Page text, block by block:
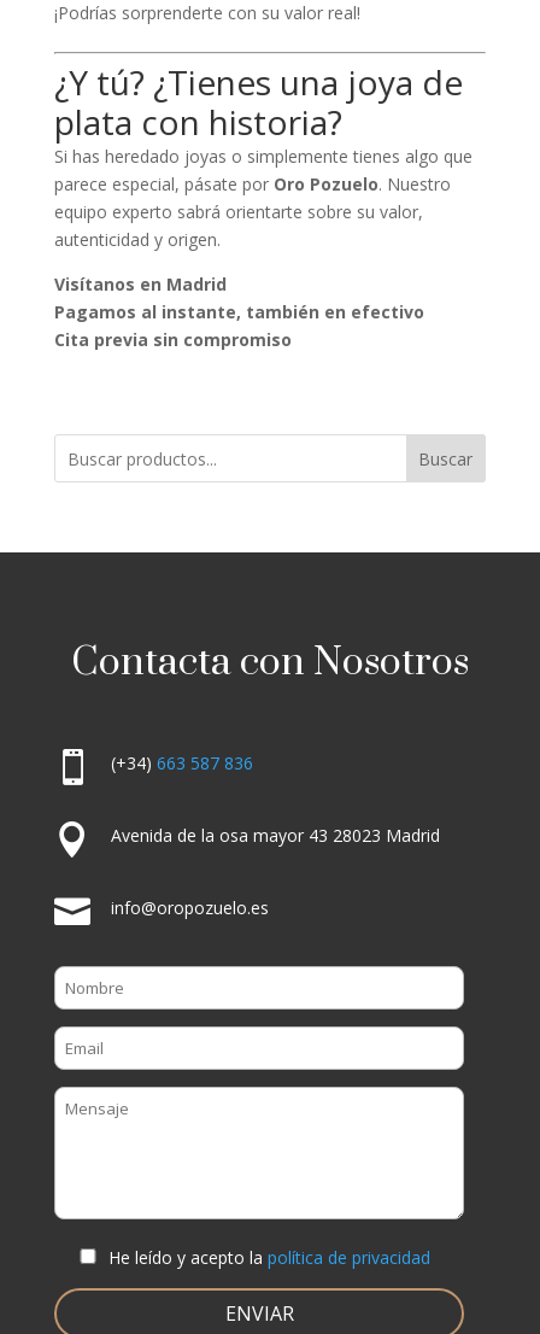
¡Podrías sorprenderte con su valor real!
¿Y tú? ¿Tienes una joya de
plata con historia?
Si has heredado joyas o simplemente tienes algo que
parece especial, pásate por Oro Pozuelo. Nuestro
equipo experto sabrá orientarte sobre su valor,
autenticidad y origen.
Visítanos en Madrid
Pagamos al instante, también en efectivo
Cita previa sin compromiso
Buscar
Contacta con Nosotros
 (+34) 663 587 836
 Avenida de la osa mayor 43 28023 Madrid
 info@oropozuelo.es
He leído y acepto la política de privacidad